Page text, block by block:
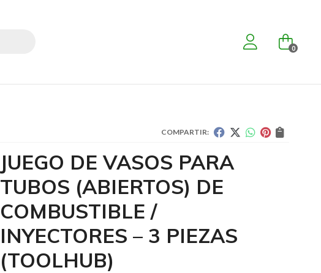
0
COMPARTIR:
JUEGO DE VASOS PARA
TUBOS (ABIERTOS) DE
COMBUSTIBLE /
INYECTORES – 3 PIEZAS
(TOOLHUB)